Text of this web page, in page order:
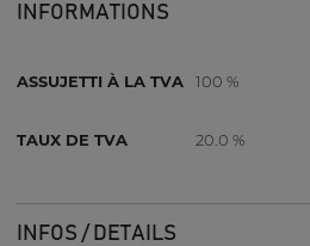
INFORMATIONS
ASSUJETTI À LA TVA 100 %
TAUX DE TVA 20.0 %
INFOS / DETAILS